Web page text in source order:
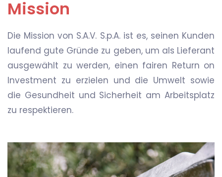
Mission
Die Mission von S.A.V. S.p.A. ist es, seinen Kunden
laufend gute Gründe zu geben, um als Lieferant
ausgewählt zu werden, einen fairen Return on
Investment zu erzielen und die Umwelt sowie
die Gesundheit und Sicherheit am Arbeitsplatz
zu respektieren.